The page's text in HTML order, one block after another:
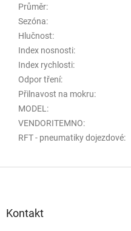
Průměr:
Sezóna:
Hlučnost:
Index nosnosti:
Index rychlosti:
Odpor tření:
Přilnavost na mokru:
MODEL :
VENDORITEMNO:
RFT - pneumatiky dojezdové:
Kontakt